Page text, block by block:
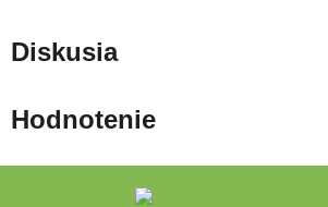
Diskusia
Hodnotenie